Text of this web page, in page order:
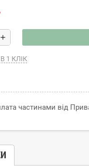
add
1 КЛІК
частинами від